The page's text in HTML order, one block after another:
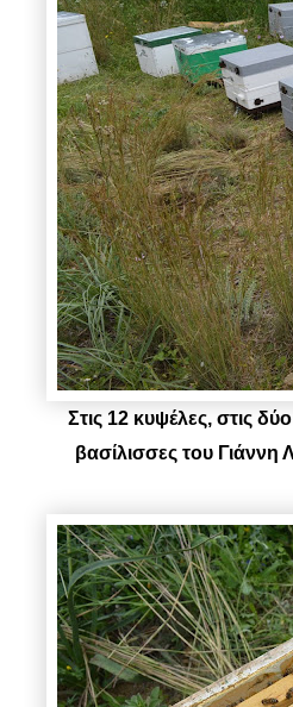
Στις 12 κυψέλες, στις
βασίλισσες του Γιάννη